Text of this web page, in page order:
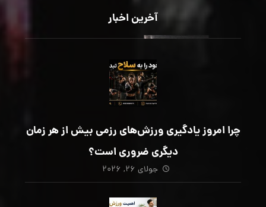
آخرین اخبار
چرا امروز یادگیری ورزش‌های رزمی بیش از هر زمان
دیگری ضروری است؟
جولای ۲۶, ۲۰۲۶